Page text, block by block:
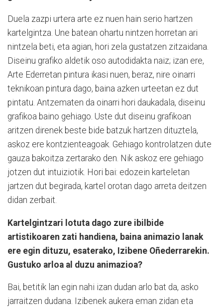
Duela zazpi urtera arte ez nuen hain serio hartzen
kartelgintza. Une batean ohartu nintzen horretan ari
nintzela beti, eta agian, hori zela gustatzen zitzaidana.
Diseinu grafiko aldetik oso autodidakta naiz; izan ere,
Arte Ederretan pintura ikasi nuen, beraz, nire oinarri
teknikoan pintura dago, baina azken urteetan ez dut
pintatu. Antzematen da oinarri hori daukadala, diseinu
grafikoa baino gehiago. Uste dut diseinu grafikoan
aritzen direnek beste bide batzuk hartzen dituztela,
askoz ere kontzienteagoak. Gehiago kontrolatzen dute
gauza bakoitza zertarako den. Nik askoz ere gehiago
jotzen dut intuiziotik. Hori bai: edozein karteletan
jartzen dut begirada, kartel orotan dago arreta deitzen
didan zerbait.
Kartelgintzari lotuta dago zure ibilbide
artistikoaren zati handiena, baina animazio lanak
ere egin dituzu, esaterako, Izibene Oñederrarekin.
Gustuko arloa al duzu animazioa?
Bai, betitik lan egin nahi izan dudan arlo bat da, asko
jarraitzen dudana. Izibenek aukera eman zidan eta